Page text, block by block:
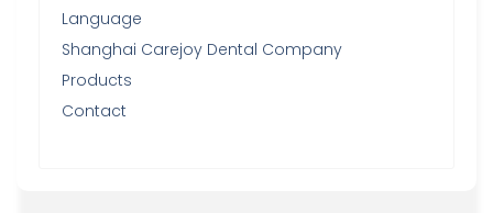
Language
Shanghai Carejoy Dental Company
Products
Contact